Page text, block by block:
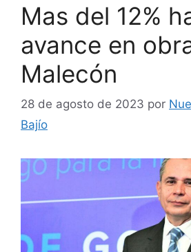
Mas del 12%
avance en
Malecón
28 de agosto de 2023 por
Bajío